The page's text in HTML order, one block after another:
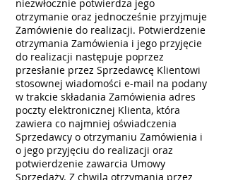
niezwłocznie potwierdza jego
otrzymanie oraz jednocześnie przyjmuje
Zamówienie do realizacji. Potwierdzenie
otrzymania Zamówienia i jego przyjęcie
do realizacji następuje poprzez
przesłanie przez Sprzedawcę Klientowi
stosownej wiadomości e-mail na podany
w trakcie składania Zamówienia adres
poczty elektronicznej Klienta, która
zawiera co najmniej oświadczenia
Sprzedawcy o otrzymaniu Zamówienia i
o jego przyjęciu do realizacji oraz
potwierdzenie zawarcia Umowy
Sprzedaży. Z chwilą otrzymania przez